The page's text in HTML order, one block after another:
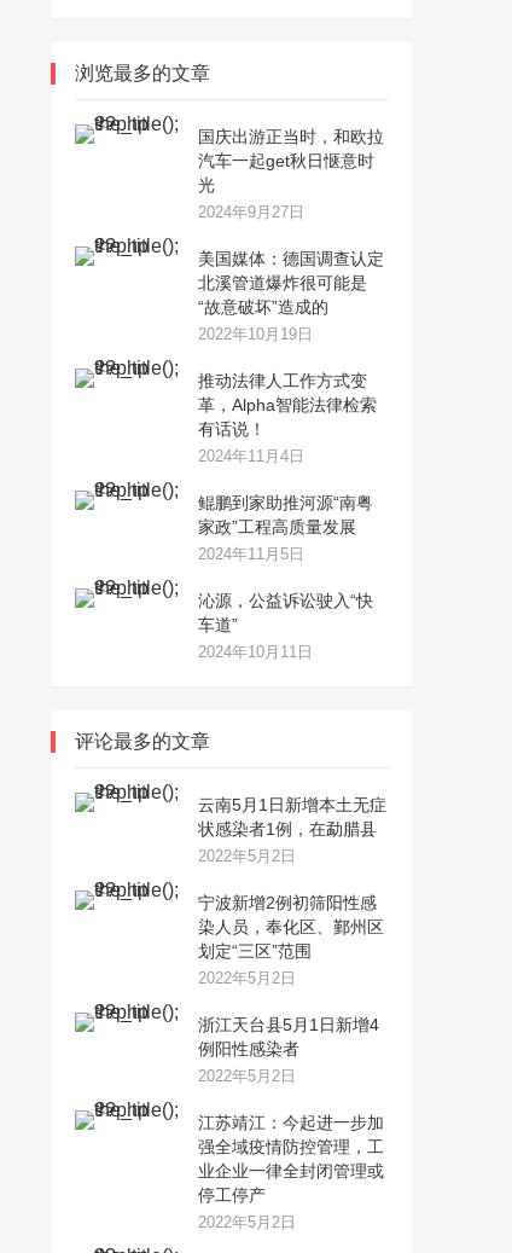
浏览最多的文章
国庆出游正当时，和欧拉
汽车一起get秋日惬意时
光
2024年9月27日
美国媒体：德国调查认定
北溪管道爆炸很可能是
“故意破坏”造成的
2022年10月19日
推动法律人工作方式变
革，Alpha智能法律检索
有话说！
2024年11月4日
鲲鹏到家助推河源“南粤
家政”工程高质量发展
2024年11月5日
沁源，公益诉讼驶入“快
车道”
2024年10月11日
评论最多的文章
云南5月1日新增本土无症
状感染者1例，在勐腊县
2022年5月2日
宁波新增2例初筛阳性感
染人员，奉化区、鄞州区
划定“三区”范围
2022年5月2日
浙江天台县5月1日新增4
例阳性感染者
2022年5月2日
江苏靖江：今起进一步加
强全域疫情防控管理，工
业企业一律全封闭管理或
停工停产
2022年5月2日